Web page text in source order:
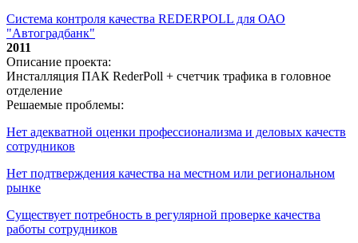
Система контроля качества REDERPOLL для ОАО
"Автоградбанк"
2011
Описание проекта:
Инсталляция ПАК RederPoll + счетчик трафика в головное
отделение
Решаемые проблемы:
Нет адекватной оценки профессионализма и деловых качеств
сотрудников
Нет подтверждения качества на местном или региональном
рынке
Существует потребность в регулярной проверке качества
работы сотрудников